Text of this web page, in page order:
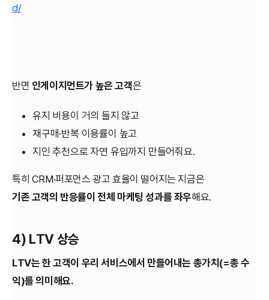
d/
반면 인게이지먼트가 높은 고객은
유지 비용이 거의 들지 않고
재구매·반복 이용률이 높고
지인 추천으로 자연 유입까지 만들어줘요.
특히 CRM·퍼포먼스 광고 효율이 떨어지는 지금은
기존 고객의 반응률이 전체 마케팅 성과를 좌우해요.
4) LTV 상승
LTV는 한 고객이 우리 서비스에서 만들어내는 총가치(=총 수
익)를 의미해요.